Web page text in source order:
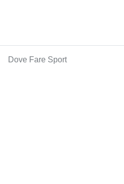
Dove Fare Sport